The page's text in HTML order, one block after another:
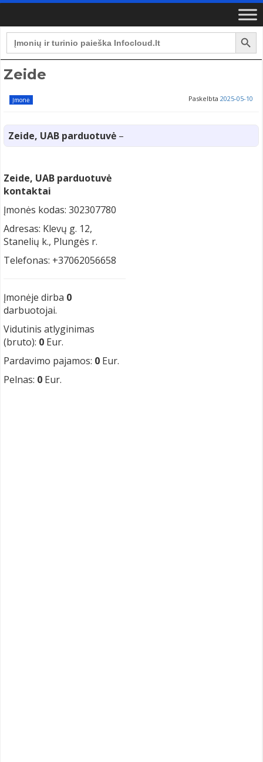
Search
for:
Search Button
Zeide
Įmonė Paskelbta 2025-05-10
Zeide, UAB parduotuvė –
Zeide, UAB parduotuvė
kontaktai
Įmonės kodas: 302307780
Adresas: Klevų g. 12,
Stanelių k., Plungės r.
Telefonas: +37062056658
Įmonėje dirba 0
darbuotojai.
Vidutinis atlyginimas
(bruto): 0 Eur.
Pardavimo pajamos: 0 Eur.
Pelnas: 0 Eur.